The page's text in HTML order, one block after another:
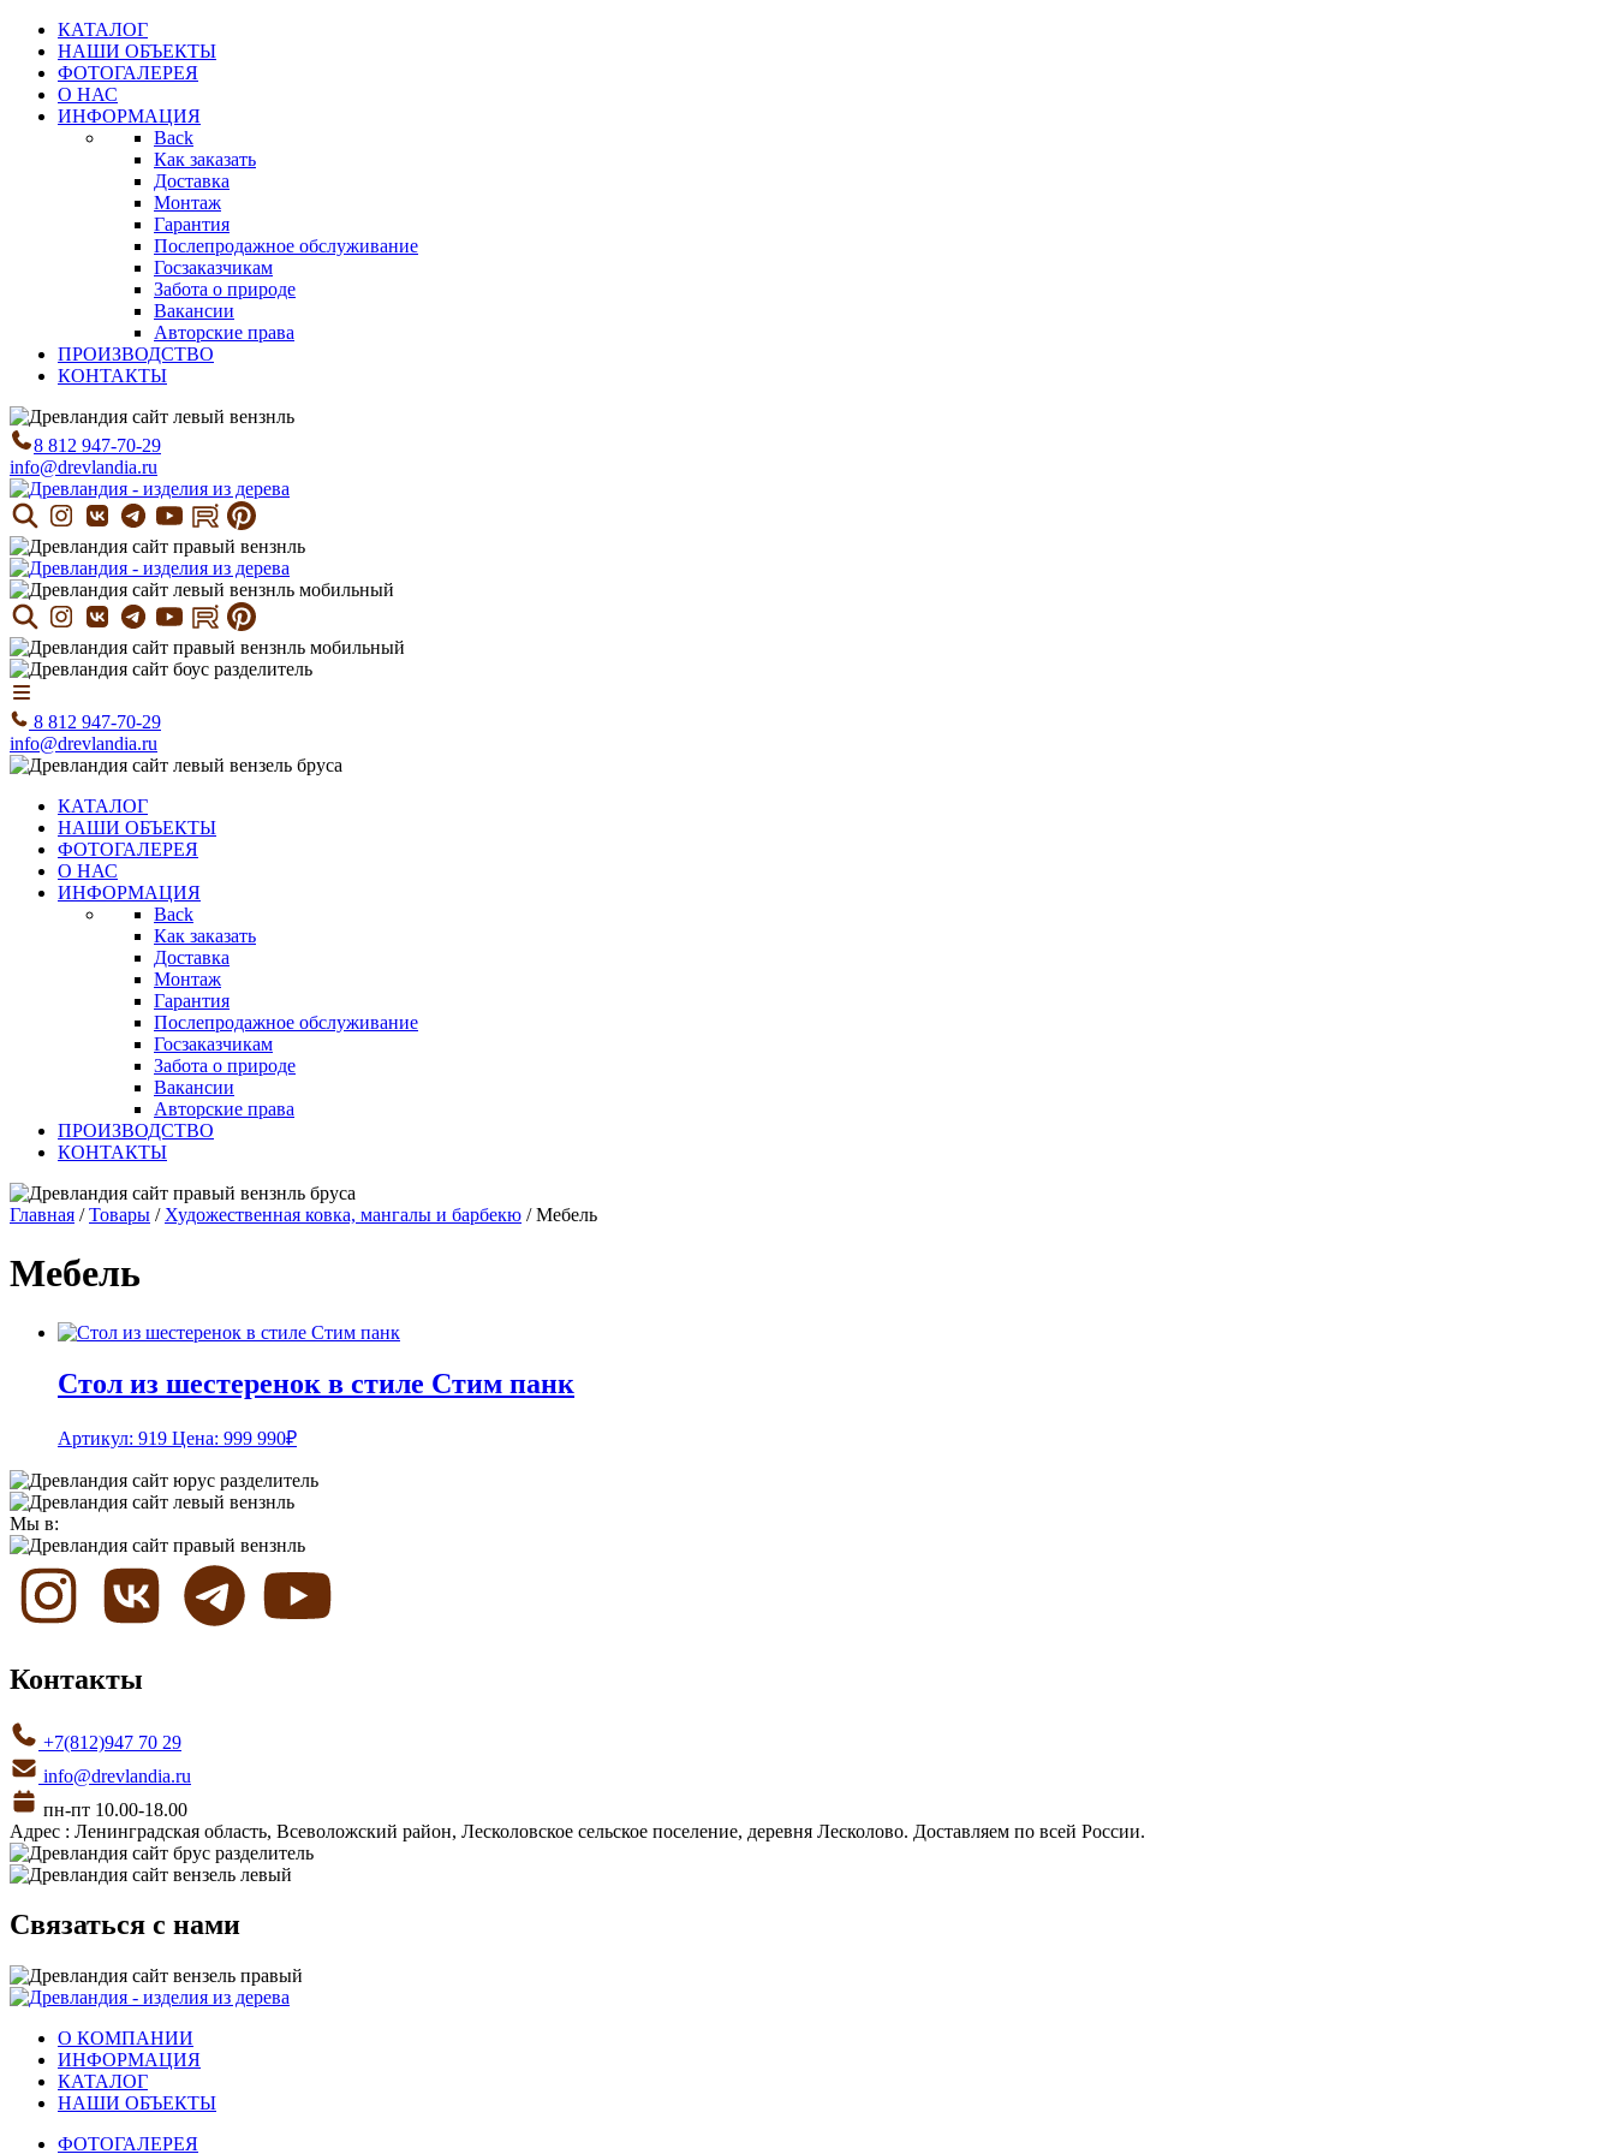
КАТАЛОГ
НАШИ ОБЪЕКТЫ
ФОТОГАЛЕРЕЯ
О НАС
ИНФОРМАЦИЯ
Back
Как заказать
Доставка
Монтаж
Гарантия
Послепродажное обслуживание
Госзаказчикам
Забота о природе
Вакансии
Авторские права
ПРОИЗВОДСТВО
КОНТАКТЫ
8 812 947-70-29
info@drevlandia.ru
8 812 947-70-29
info@drevlandia.ru
КАТАЛОГ
НАШИ ОБЪЕКТЫ
ФОТОГАЛЕРЕЯ
О НАС
ИНФОРМАЦИЯ
Back
Как заказать
Доставка
Монтаж
Гарантия
Послепродажное обслуживание
Госзаказчикам
Забота о природе
Вакансии
Авторские права
ПРОИЗВОДСТВО
КОНТАКТЫ
Главная /Товары / Художественная ковка, мангалы и барбекю /Мебель
Мебель
Стол из шестеренок в стиле Стим панк
Артикул: 919 Цена: 999 990₽
Мы в:
Контакты
+7(812)947 70 29
info@drevlandia.ru
пн-пт 10.00-18.00
Адрес : Ленинградская область, Всеволожский район, Лесколовское сельское поселение, деревня Лесколово. Доставляем по всей России.
Связаться с нами
О КОМПАНИИ
ИНФОРМАЦИЯ
КАТАЛОГ
НАШИ ОБЪЕКТЫ
ФОТОГАЛЕРЕЯ